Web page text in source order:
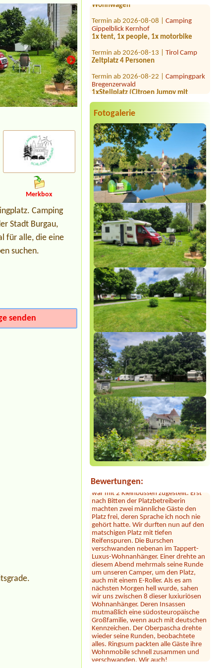
Termin ab 2026-08-08 |
Gippelblick Kernhof
1x tent, 1x people, 1x motorbike
Termin ab 2026-08-13 |Tirol Camp
Zeltplatz 4 Personen
Termin ab 2026-08-22 |
Bregenzerwald
1xStellplatz (Citroen Jumpy mit
Vorzelt) 2 Personen
Termin ab 2026-08-09 |FKK Camping
Tigringer See
Stellplatz für Campingbus etwa VW
Bus Größe mit Strom für 2 Personen
Termin ab 2026-08-29 |Camping
Grabner GmbH
2 places for tant and 4 people Near
water2 Tants
Termin ab 2026-08-04 |Camping
Alpenwelt
1 Wohnwagen mit Auto
Termin ab 2026-07-24 |Campingplatz
der Parktherme Bad Radkersburg
1x Zeltplatz für 2 Personen
Termin ab 2026-07-25 |Camping via
Claudiasee
1x Platz für eine Person mit
MotorradBrauche weder Wasser noch
Strom
Fotogalerie
Bewertungen:
Sylvia Vodel***
Die Bilder mit dem See täuschen. Der
See liegt ein Stück entfernt. Dafür ist
das Camping nah an der Autobahn.
Der Hammer kommt jetzt: dort hauste
war mit 2 Kleinbussen zugestellt. Erst
machten zwei männliche Gäste den
Platz frei, deren Sprache ich noch nie
gehört hatte. Wir durften nun auf den
matschigen Platz mit tiefen
Reifenspuren. Die Burschen
verschwanden nebenan im Tappert-
Luxus-Wohnanhänger. Einer drehte an
diesem Abend mehrmals seine Runde
um unseren Camper, um den Platz,
auch mit einem E-Roller. Als es am
nächsten Morgen hell wurde, sahen
wir uns zwischen 8 dieser luxiuriösen
Wohnanhänger. Deren Insassen
mutmaßlich eine südosteuropäische
Großfamilie, wenn auch mit deutschen
Kennzeichen. Der Oberpascha drehte
wieder seine Runden, beobachtete
alles. Ringsum packten alle Gäste ihre
Wohnmobile schnell zusammen und
verschwanden. Wir auch!
Julia*****
Merkbox
Camping
Stadt Burgau,
für alle, die eine
suchen.
senden